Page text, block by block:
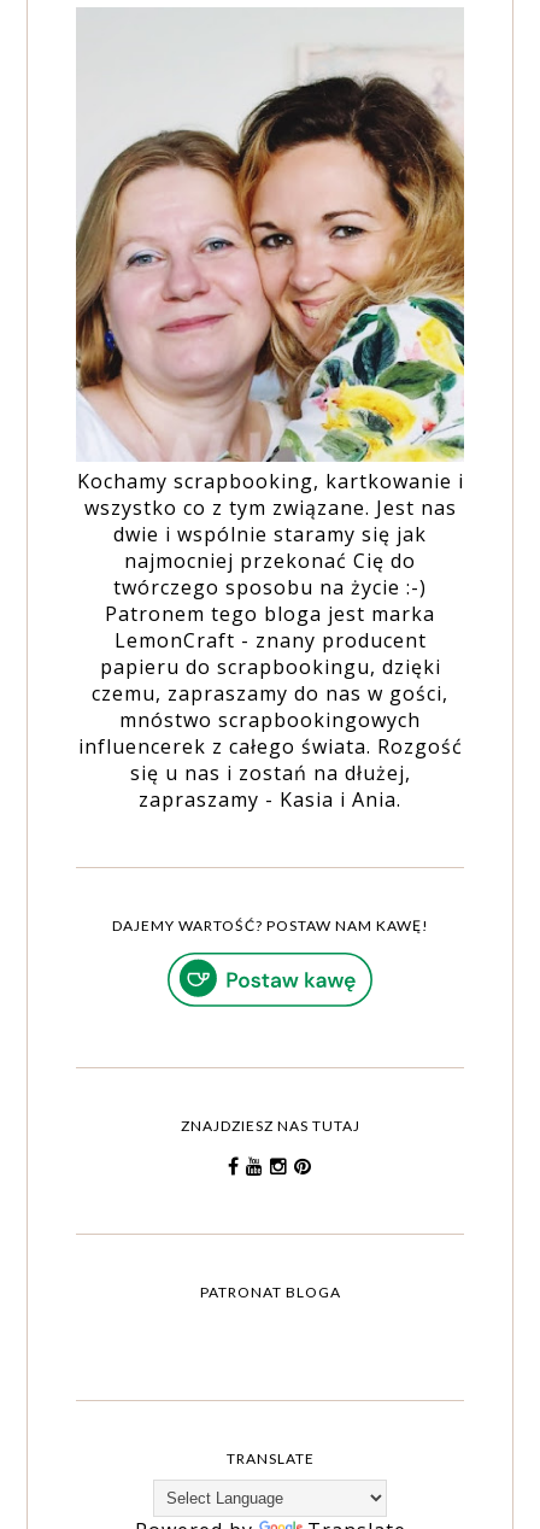
Kochamy scrapbooking, kartkowanie i
wszystko co z tym związane. Jest nas
dwie i wspólnie staramy się jak
najmocniej przekonać Cię do
twórczego sposobu na życie :-)
Patronem tego bloga jest marka
LemonCraft - znany producent
papieru do scrapbookingu, dzięki
czemu, zapraszamy do nas w gości,
mnóstwo scrapbookingowych
influencerek z całego świata. Rozgość
się u nas i zostań na dłużej,
zapraszamy - Kasia i Ania.
DAJEMY WARTOŚĆ? POSTAW NAM KAWĘ!
ZNAJDZIESZ NAS TUTAJ
PATRONAT BLOGA
TRANSLATE